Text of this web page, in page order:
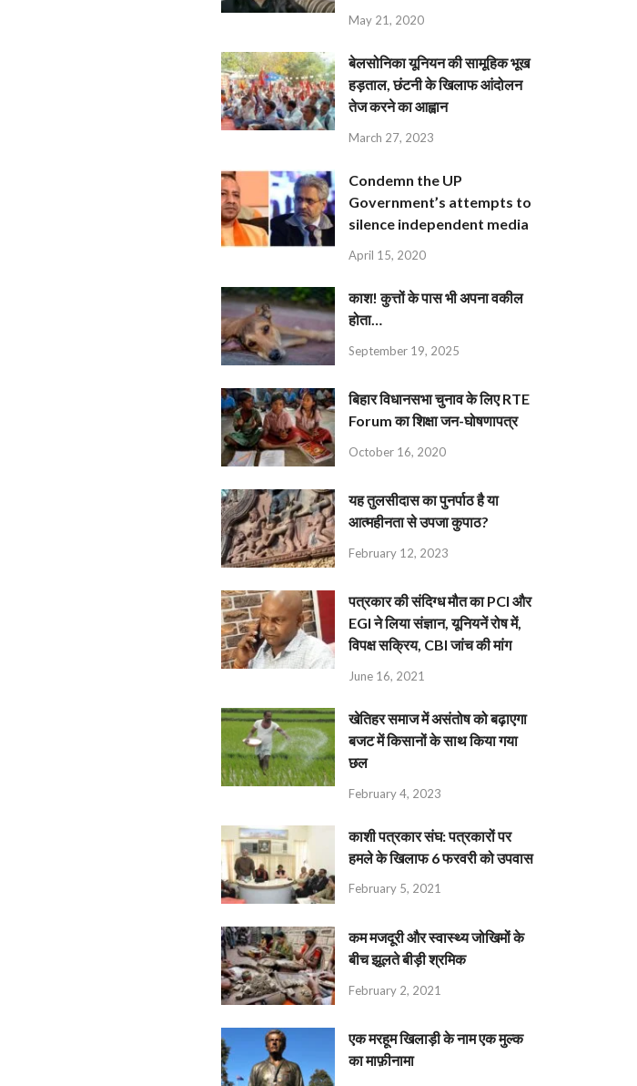
May 21, 2020
बेलसोनिका यूनियन की सामूहिक भूख
हड़ताल, छंटनी के खिलाफ आंदोलन
तेज करने का आह्वान
March 27, 2023
Condemn the UP
Government’s attempts to
silence independent media
April 15, 2020
काश! कुत्तों के पास भी अपना वकील
होता…
September 19, 2025
बिहार विधानसभा चुनाव के लिए RTE
Forum का शिक्षा जन-घोषणापत्र
October 16, 2020
यह तुलसीदास का पुनर्पाठ है या
आत्महीनता से उपजा कुपाठ?
February 12, 2023
पत्रकार की संदिग्ध मौत का PCI और
EGI ने लिया संज्ञान, यूनियनें रोष में,
विपक्ष सक्रिय, CBI जांच की मांग
June 16, 2021
खेतिहर समाज में असंतोष को बढ़ाएगा
बजट में किसानों के साथ किया गया
छल
February 4, 2023
काशी पत्रकार संघ: पत्रकारों पर
हमले के खिलाफ 6 फरवरी को उपवास
February 5, 2021
कम मजदूरी और स्वास्थ्य जोखिमों के
बीच झूलते बीड़ी श्रमिक
February 2, 2021
एक मरहूम खिलाड़ी के नाम एक मुल्क
का माफ़ीनामा